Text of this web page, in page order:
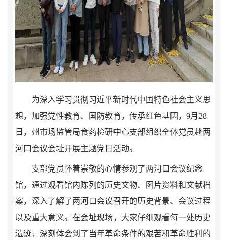
为深入学习贯彻习近平新时代中国特色社会主义思
想，加强党性教育、国防教育， 传承红色基因， 9月 28
日 ， 州市场监管局食药检研中心支部组织全体党员赴两
河口会议会址开展主题党日活动。
支部党员怀着崇敬的心情参观了两河口会议纪念
馆，通过观看馆内陈列的历史文物、图片资料和文献档
案，深入了解了两河口会议召开的历史背景、会议过程
以及重大意义。在会址现场， 大家仔细观看每一处历史
遗迹，深刻体会到了当年革命条件的艰苦和革命胜利的